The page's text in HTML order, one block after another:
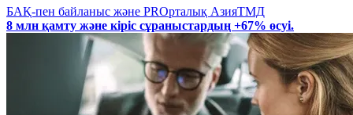
БАҚ-пен байланыс және PRОрталық АзияТМД
8 млн қамту және кіріс сұраныстардың +67% өсуі.